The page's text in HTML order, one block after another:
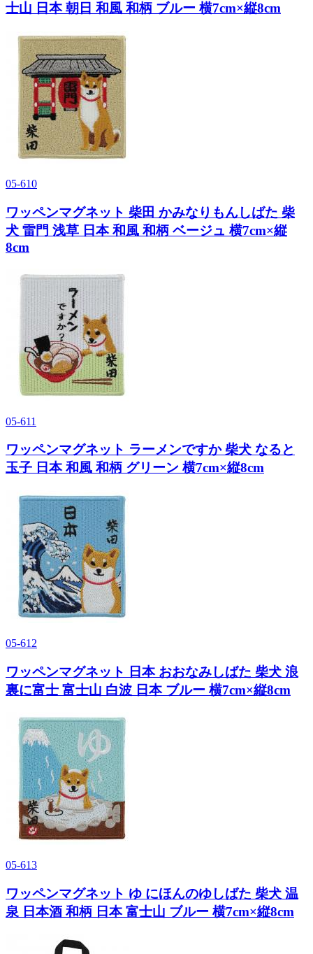
士山 日本 朝日 和風 和柄 ブルー 横7cm×縦8cm
05-610
ワッペンマグネット 柴田 かみなりもんしばた 柴
犬 雷門 浅草 日本 和風 和柄 ベージュ 横7cm×縦
8cm
05-611
ワッペンマグネット ラーメンですか 柴犬 なると
玉子 日本 和風 和柄 グリーン 横7cm×縦8cm
05-612
ワッペンマグネット 日本 おおなみしばた 柴犬 浪
裏に富士 富士山 白波 日本 ブルー 横7cm×縦8cm
05-613
ワッペンマグネット ゆ にほんのゆしばた 柴犬 温
泉 日本酒 和柄 日本 富士山 ブルー 横7cm×縦8cm